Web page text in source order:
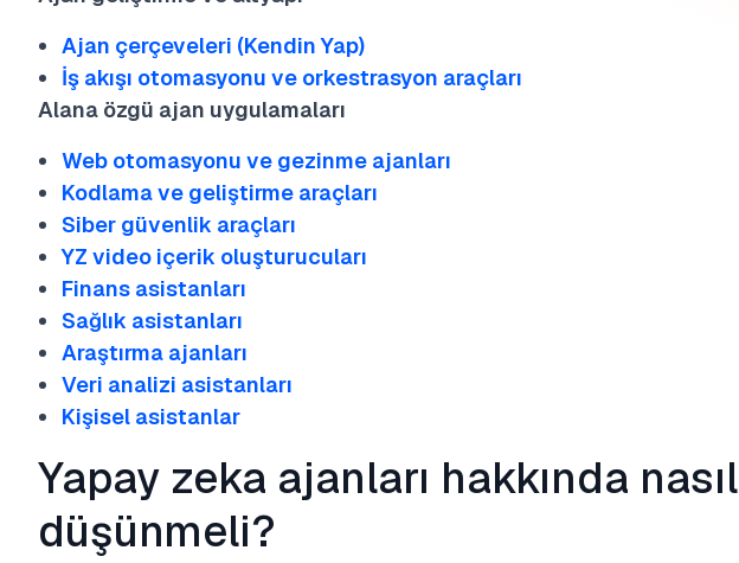
Ajan çerçeveleri (Kendin Yap)
İş akışı otomasyonu ve orkestrasyon araçları
Alana özgü ajan uygulamaları
Web otomasyonu ve gezinme ajanları
Kodlama ve geliştirme araçları
Siber güvenlik araçları
YZ video içerik oluşturucuları
Finans asistanları
Sağlık asistanları
Araştırma ajanları
Veri analizi asistanları
Kişisel asistanlar
Yapay zeka ajanları hakkında nasıl
düşünmeli?